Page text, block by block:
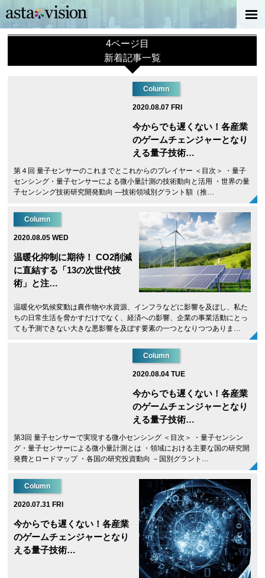
4ページ目
新着記事一覧
Column
2020.08.07 FRI
今からでも遅くない！各産業
のゲームチェンジャーとなり
える量子技術…
第４回 量子センサーのこれまでとこれからのプレイヤー ＜目次＞ ・量子
センシング・量子センサーによる微小量計測の技術動向と活用 ・世界の量
子センシング技術研究開発動向 ―技術領域別グラント額（推…
Column
2020.08.05 WED
温暖化抑制に期待！ CO2削減
に直結する「13の次世代技
術」と注…
温暖化や気候変動は農作物や水資源、インフラなどに影響を及ぼし、私た
ちの日常生活を脅かすだけでなく、経済への影響、企業の事業活動にとっ
ても予測できない大きな悪影響を及ぼす要素の一つとなりつつありま…
Column
2020.08.04 TUE
今からでも遅くない！各産業
のゲームチェンジャーとなり
える量子技術…
第3回 量子センサーで実現する微小センシング ＜目次＞ ・量子センシン
グ・量子センサーによる微小量計測とは ・領域における主要な国の研究開
発費とロードマップ ・各国の研究投資動向 －国別グラント…
Column
2020.07.31 FRI
今からでも遅くない！各産業
のゲームチェンジャーとなり
える量子技術…